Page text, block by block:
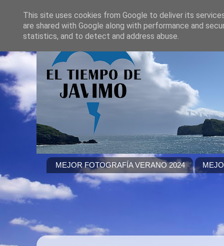
MEJOR FOTOGRAFÍA VERANO 2024
This site uses cookies from Google to deliver its
are shared with Google along with performance and
statistics, and to detect and address abuse.